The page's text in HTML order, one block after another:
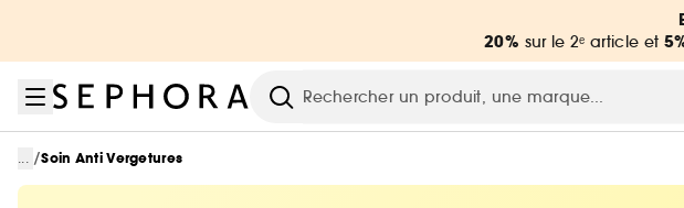
20% sur le 2ᵉ article et
Recherche
... /Soin Anti Vergetures